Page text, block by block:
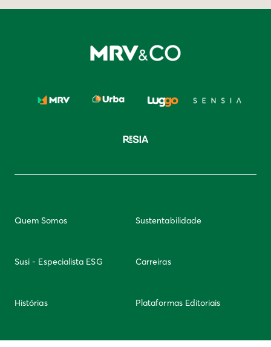
Quem Somos Sustentabilidade
Susi - Especialista ESG Carreiras
Histórias Plataformas Editoriais
Newsletter Integridade